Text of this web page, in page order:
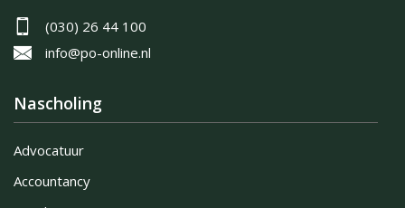
(030) 26 44 100
info@po-online.nl
Nascholing
Advocatuur
Accountancy